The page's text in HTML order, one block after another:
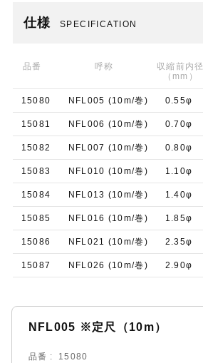
仕様 SPECIFICATION
品番 呼称
収縮前内径
（mm）
15080 NFL005 (10m/巻) 0.55φ
15081 NFL006 (10m/巻) 0.70φ
15082 NFL007 (10m/巻) 0.80φ
15083 NFL010 (10m/巻) 1.10φ
15084 NFL013 (10m/巻) 1.40φ
15085 NFL016 (10m/巻) 1.85φ
15086 NFL021 (10m/巻) 2.35φ
15087 NFL026 (10m/巻) 2.90φ
NFL005 ※定尺（10m）
品番
15080